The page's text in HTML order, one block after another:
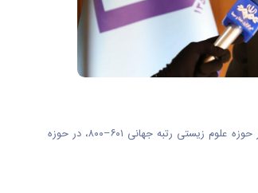
به گزارش روابط عمومی دانشگاه اراک بر اساس رتبه‌بندی موضوعی تایمز که هر ساله دانشگاه‌های برتر جهان را در ۱۱ حوزه موضوعی کلی معرفی می‌کند، دانشگاه اراک توانسته است در حوزه علوم زیستی رتبه جهانی ۶۰۱–۸۰۰، در حوزه